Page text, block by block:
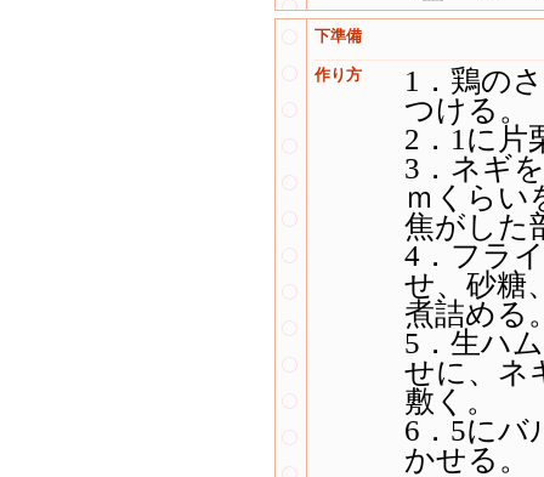
下準備
作り方
1．鶏の
つける。
2．1に片
3．ネギ
ｍくらい
焦がした
4．フラ
せ、砂糖
煮詰める
5．生ハ
せに、ネ
敷く。
6．5にバ
かせる。